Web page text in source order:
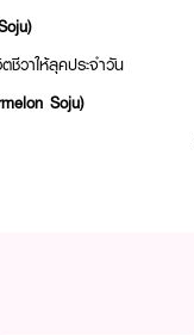
วาให้ลุคประจำวัน
Soju)